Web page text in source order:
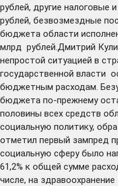
рублей, другие налоговые
рублей, безвозмездные
бюджета области
млрд рублей.Дмитрий
непростой ситуацией в
государственной власти
бюджетным расходам.
бюджета по-прежнему
половины всех средств
социальную политику,
отметил первый зампред
социальную сферу было
61,2% к общей сумме
числе, на